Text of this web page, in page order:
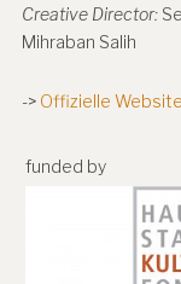
Creative Director:
Mihraban Salih
-> Offizielle
funded by